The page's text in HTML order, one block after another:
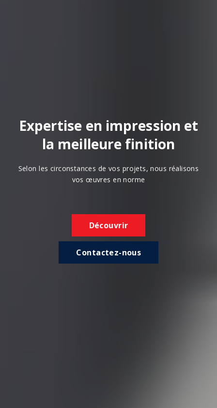
Expertise en impression et
la meilleure finition
Selon les circonstances de vos projets, nous réalisons
vos œuvres en norme
Découvrir
Contactez-nous